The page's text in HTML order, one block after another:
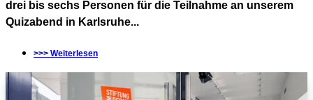
drei bis sechs Personen für die Teilnahme an unserem
Quizabend in Karlsruhe...
>>> Weiterlesen